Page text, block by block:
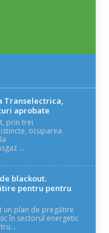
Transelectrica,
aprobate
prin trei
ocuparea
...
blackout.
pentru pentru
un plan de pregătire
în sectorul energetic